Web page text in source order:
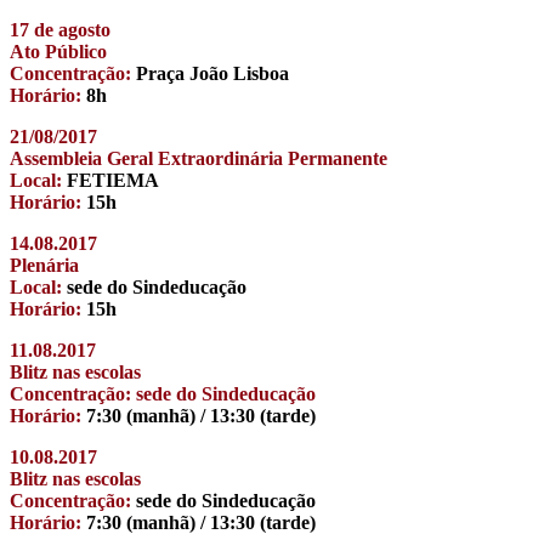
17 de agosto
Ato Público
Concentração: Praça João Lisboa
Horário: 8h
21/08/2017
Assembleia Geral Extraordinária Permanente
Local: FETIEMA
Horário: 15h
14.08.2017
Plenária
Local: sede do Sindeducação
Horário: 15h
11.08.2017
Blitz nas escolas
Concentração: sede do Sindeducação
Horário: 7:30 (manhã) / 13:30 (tarde)
10.08.2017
Blitz nas escolas
Concentração: sede do Sindeducação
Horário: 7:30 (manhã) / 13:30 (tarde)